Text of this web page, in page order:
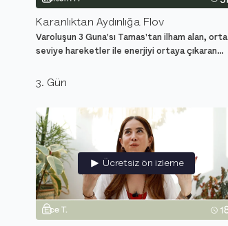
Karanlıktan Aydınlığa Flov
Varoluşun 3 Guna'sı Tamas'tan ilham alan, orta
seviye hareketler ile enerjiyi ortaya çıkaran
3. Gün
Ücretsiz ön izleme